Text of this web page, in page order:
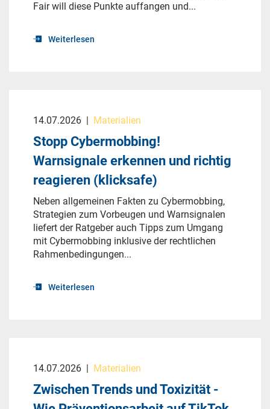
Fair will diese Punkte auffangen und...
Weiterlesen
14.07.2026 | Materialien
Stopp Cybermobbing!
Warnsignale erkennen und richtig
reagieren (klicksafe)
Neben allgemeinen Fakten zu Cybermobbing,
Strategien zum Vorbeugen und Warnsignalen
liefert der Ratgeber auch Tipps zum Umgang
mit Cybermobbing inklusive der rechtlichen
Rahmenbedingungen...
Weiterlesen
14.07.2026 | Materialien
Zwischen Trends und Toxizität -